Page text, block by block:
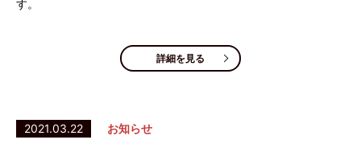
す。
詳細を見る
2021.03.22 お知らせ